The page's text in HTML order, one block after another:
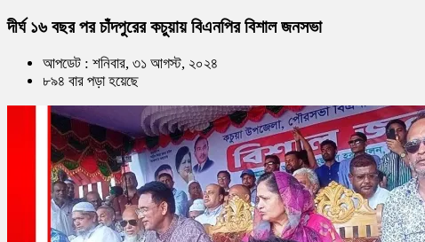
দীর্ঘ ১৬ বছর পর চাঁদপুরের কচুয়ায় বিএনপির বিশাল জনসভা
আপডেট : শনিবার, ৩১ আগস্ট, ২০২৪
৮৯৪ বার পড়া হয়েছে